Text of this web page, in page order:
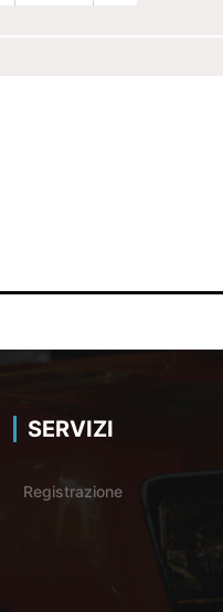
SERVIZI
Registrazione